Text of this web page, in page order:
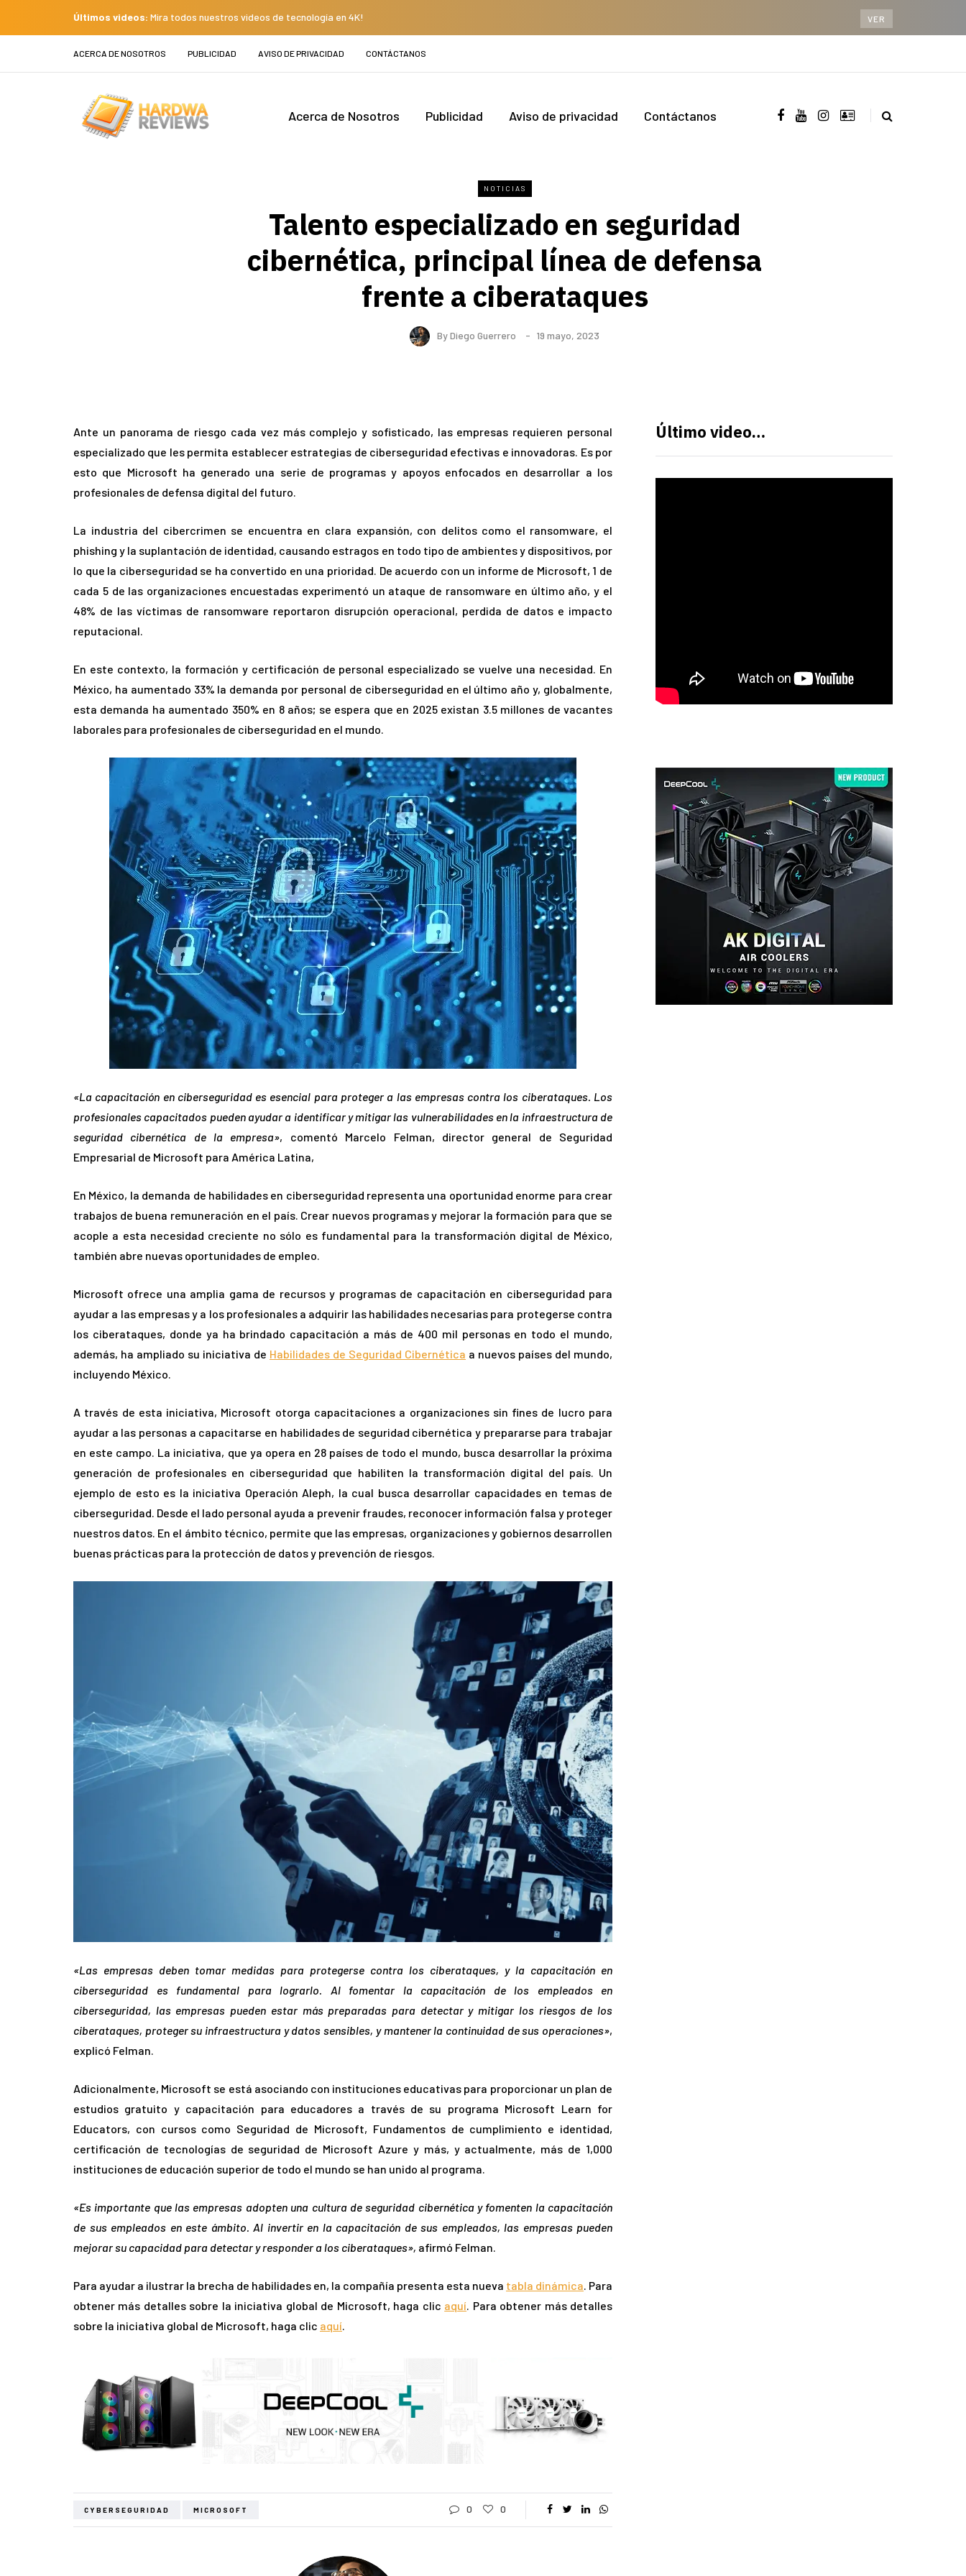
Últimos videos: Mira todos nuestros videos de tecnología en 4K! VER
ACERCA DE NOSOTROS PUBLICIDAD AVISO DE PRIVACIDAD CONTÁCTANOS
Acerca de Nosotros Publicidad Aviso de privacidad Contáctanos
NOTICIAS
Talento especializado en seguridad
cibernética, principal línea de defensa
frente a ciberataques
ByDiego Guerrero 19 mayo, 2023
Ante un panorama de riesgo cada vez más complejo y sofisticado, las empresas requieren personal
especializado que les permita establecer estrategias de ciberseguridad efectivas e innovadoras. Es por
esto que Microsoft ha generado una serie de programas y apoyos enfocados en desarrollar a los
profesionales de defensa digital del futuro.
La industria del cibercrimen se encuentra en clara expansión, con delitos como el ransomware, el
phishing y la suplantación de identidad, causando estragos en todo tipo de ambientes y dispositivos, por
lo que la ciberseguridad se ha convertido en una prioridad. De acuerdo con un informe de Microsoft, 1 de
cada 5 de las organizaciones encuestadas experimentó un ataque de ransomware en último año, y el
48% de las víctimas de ransomware reportaron disrupción operacional, perdida de datos e impacto
reputacional.
En este contexto, la formación y certificación de personal especializado se vuelve una necesidad. En
México, ha aumentado 33% la demanda por personal de ciberseguridad en el último año y, globalmente,
esta demanda ha aumentado 350% en 8 años; se espera que en 2025 existan 3.5 millones de vacantes
laborales para profesionales de ciberseguridad en el mundo.
«La capacitación en ciberseguridad es esencial para proteger a las empresas contra los ciberataques. Los
profesionales capacitados pueden ayudar a identificar y mitigar las vulnerabilidades en la infraestructura de
seguridad cibernética de la empresa», comentó Marcelo Felman, director general de Seguridad
Empresarial de Microsoft para América Latina,
En México, la demanda de habilidades en ciberseguridad representa una oportunidad enorme para crear
trabajos de buena remuneración en el país. Crear nuevos programas y mejorar la formación para que se
acople a esta necesidad creciente no sólo es fundamental para la transformación digital de México,
también abre nuevas oportunidades de empleo.
Microsoft ofrece una amplia gama de recursos y programas de capacitación en ciberseguridad para
ayudar a las empresas y a los profesionales a adquirir las habilidades necesarias para protegerse contra
los ciberataques, donde ya ha brindado capacitación a más de 400 mil personas en todo el mundo,
además, ha ampliado su iniciativa de Habilidades de Seguridad Cibernética a nuevos países del mundo,
incluyendo México.
A través de esta iniciativa, Microsoft otorga capacitaciones a organizaciones sin fines de lucro para
ayudar a las personas a capacitarse en habilidades de seguridad cibernética y prepararse para trabajar
en este campo. La iniciativa, que ya opera en 28 países de todo el mundo, busca desarrollar la próxima
generación de profesionales en ciberseguridad que habiliten la transformación digital del país. Un
ejemplo de esto es la iniciativa Operación Aleph, la cual busca desarrollar capacidades en temas de
ciberseguridad. Desde el lado personal ayuda a prevenir fraudes, reconocer información falsa y proteger
nuestros datos. En el ámbito técnico, permite que las empresas, organizaciones y gobiernos desarrollen
buenas prácticas para la protección de datos y prevención de riesgos.
«Las empresas deben tomar medidas para protegerse contra los ciberataques, y la capacitación en
ciberseguridad es fundamental para lograrlo. Al fomentar la capacitación de los empleados en
ciberseguridad, las empresas pueden estar más preparadas para detectar y mitigar los riesgos de los
ciberataques, proteger su infraestructura y datos sensibles, y mantener la continuidad de sus operaciones»,
explicó Felman.
Adicionalmente, Microsoft se está asociando con instituciones educativas para proporcionar un plan de
estudios gratuito y capacitación para educadores a través de su programa Microsoft Learn for
Educators, con cursos como Seguridad de Microsoft, Fundamentos de cumplimiento e identidad,
certificación de tecnologías de seguridad de Microsoft Azure y más, y actualmente, más de 1,000
instituciones de educación superior de todo el mundo se han unido al programa.
«Es importante que las empresas adopten una cultura de seguridad cibernética y fomenten la capacitación
de sus empleados en este ámbito. Al invertir en la capacitación de sus empleados, las empresas pueden
mejorar su capacidad para detectar y responder a los ciberataques», afirmó Felman.
Para ayudar a ilustrar la brecha de habilidades en, la compañía presenta esta nueva tabla dinámica. Para
obtener más detalles sobre la iniciativa global de Microsoft, haga clic aquí. Para obtener más detalles
sobre la iniciativa global de Microsoft, haga clic aquí.
CYBERSEGURIDAD MICROSOFT 0 0
Último video…